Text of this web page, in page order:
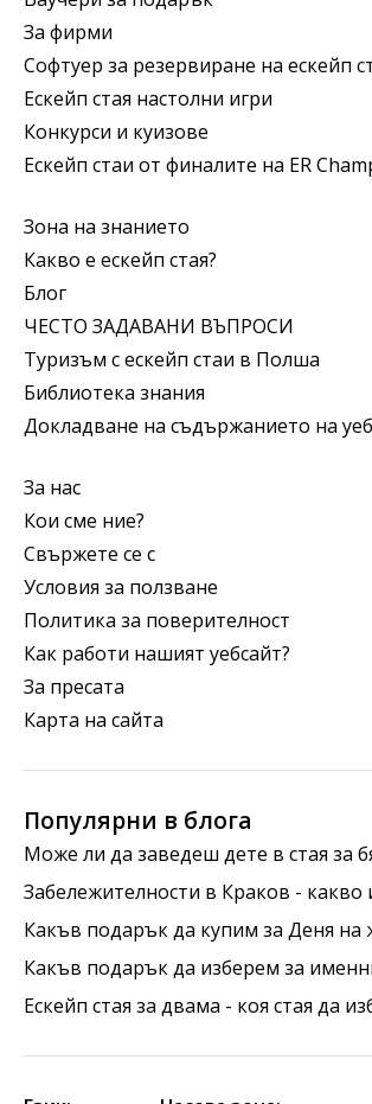
За фирми
Софтуер за резервиране на ескейп
Ескейп стая настолни игри
Конкурси и куизове
Ескейп стаи от финалите на ER
Зона на знанието
Какво е ескейп стая?
Блог
ЧЕСТО ЗАДАВАНИ ВЪПРОСИ
Туризъм с ескейп стаи в Полша
Библиотека знания
Докладване на съдържанието на
За нас
Кои сме ние?
Свържете се с
Условия за ползване
Политика за поверителност
Как работи нашият уебсайт?
За пресата
Карта на сайта
Популярни в блога
Може ли да заведеш дете в стая за
Забележителности в Краков -
Какъв подарък да купим за Деня на
Какъв подарък да изберем за
Ескейп стая за двама - коя стая да